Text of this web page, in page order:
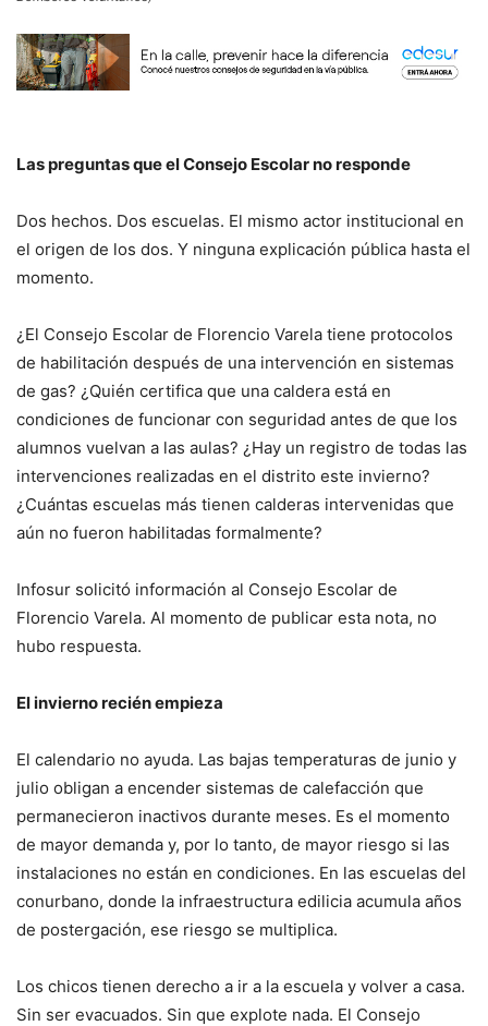
Las preguntas que el Consejo Escolar no responde
Dos hechos. Dos escuelas. El mismo actor institucional en
el origen de los dos. Y ninguna explicación pública hasta el
momento.
¿El Consejo Escolar de Florencio Varela tiene protocolos
de habilitación después de una intervención en sistemas
de gas? ¿Quién certifica que una caldera está en
condiciones de funcionar con seguridad antes de que los
alumnos vuelvan a las aulas? ¿Hay un registro de todas las
intervenciones realizadas en el distrito este invierno?
¿Cuántas escuelas más tienen calderas intervenidas que
aún no fueron habilitadas formalmente?
Infosur solicitó información al Consejo Escolar de
Florencio Varela. Al momento de publicar esta nota, no
hubo respuesta.
El invierno recién empieza
El calendario no ayuda. Las bajas temperaturas de junio y
julio obligan a encender sistemas de calefacción que
permanecieron inactivos durante meses. Es el momento
de mayor demanda y, por lo tanto, de mayor riesgo si las
instalaciones no están en condiciones. En las escuelas del
conurbano, donde la infraestructura edilicia acumula años
de postergación, ese riesgo se multiplica.
Los chicos tienen derecho a ir a la escuela y volver a casa.
Sin ser evacuados. Sin que explote nada. El Consejo